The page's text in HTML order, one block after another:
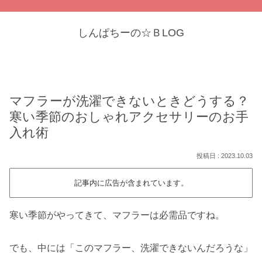
しんぱちーの☆ＢLOG
マフラーが洗濯できないときどうする？
寒い季節のおしゃれアクセサリーのお手
入れ術
2023.10.03
記事内に広告が含まれています。
寒い季節がやってきて、マフラーは必需品ですね。
でも、中には「このマフラー、洗濯できないんだろうな」